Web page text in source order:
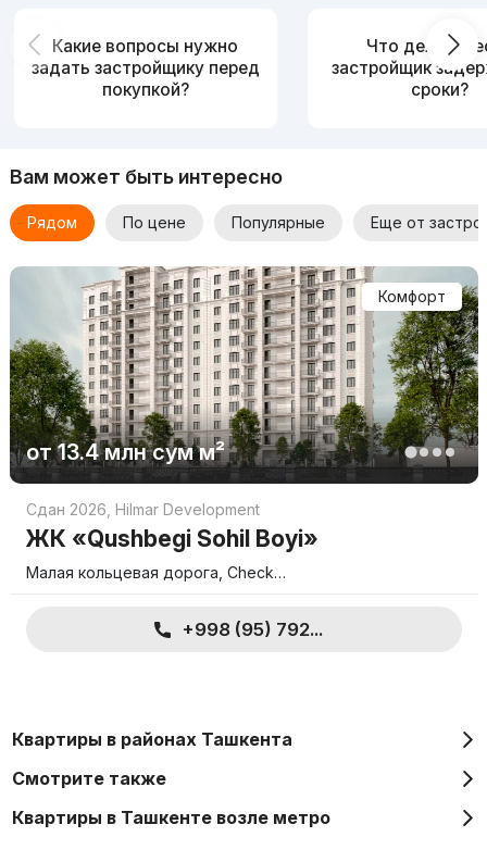
Какие вопросы нужно
задать застройщику перед
покупкой?
Что делать,
застройщик
сроки?
Вам может быть интересно
Рядом По цене Популярные Еще от
Комфорт
от13.4 млн сумм²
Сдан 2026 Hilmar Development
ЖК «Qushbegi Sohil Boyi»
Малая кольцевая дорога, Check…
+998 (95) 792...
Квартиры в районах Ташкента
Смотрите также
Квартиры в Ташкенте возле метро